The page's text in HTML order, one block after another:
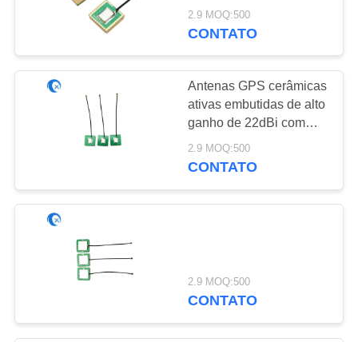
Antena de 915
megahertz
Antena da HDTV
ganho com conector
feminino U. FL Ipex
2.9 MOQ:500
CONTATO
Antenas GPS cerâmicas
ativas embutidas de alto
ganho de 22dBi com
conector Ipex
2.9 MOQ:500
CONTATO
2.9 MOQ:500
CONTATO